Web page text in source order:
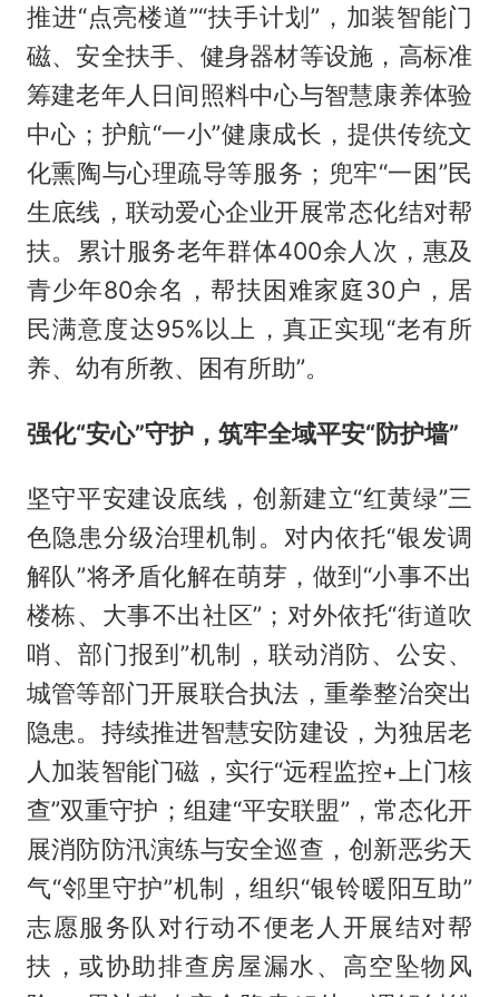
推进“点亮楼道”“扶手计划”，加装智能门
磁、安全扶手、健身器材等设施，高标准
筹建老年人日间照料中心与智慧康养体验
中心；护航“一小”健康成长，提供传统文
化熏陶与心理疏导等服务；兜牢“一困”民
生底线，联动爱心企业开展常态化结对帮
扶。累计服务老年群体400余人次，惠及
青少年80余名，帮扶困难家庭30户，居
民满意度达95%以上，真正实现“老有所
养、幼有所教、困有所助”。
强化“安心”守护，筑牢全域平安“防护墙”
坚守平安建设底线，创新建立“红黄绿”三
色隐患分级治理机制。对内依托“银发调
解队”将矛盾化解在萌芽，做到“小事不出
楼栋、大事不出社区”；对外依托“街道吹
哨、部门报到”机制，联动消防、公安、
城管等部门开展联合执法，重拳整治突出
隐患。持续推进智慧安防建设，为独居老
人加装智能门磁，实行“远程监控+上门核
查”双重守护；组建“平安联盟”，常态化开
展消防防汛演练与安全巡查，创新恶劣天
气“邻里守护”机制，组织“银铃暖阳互助”
志愿服务队对行动不便老人开展结对帮
扶，或协助排查房屋漏水、高空坠物风